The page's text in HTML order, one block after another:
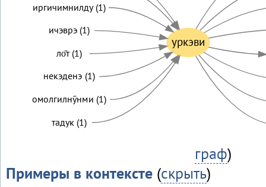
уркэви
иргичимнилду (1)
ичэврэ (1)
ло̄т (1)
некэденэ (1)
омолгилнӯнми (1)
тадук (1)
граф)
Примеры в контексте(скрыть)